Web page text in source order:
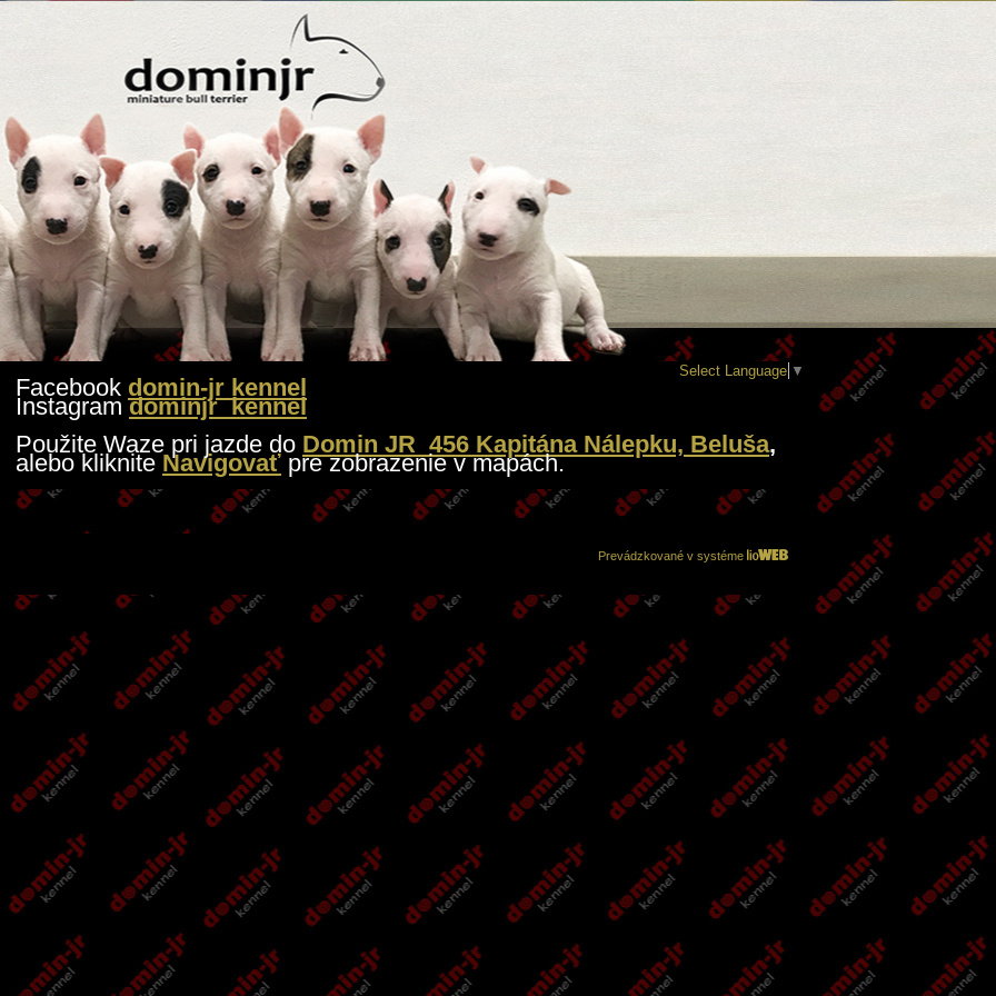
Select Language ▼
Facebook domin-jr kennel
Instagramdominjr_kennel
Použite Waze pri jazde do Domin JR 456 Kapitána Nálepku, Beluša,
alebo kliknite Navigovať pre zobrazenie v mapách.
Prevádzkované v systéme